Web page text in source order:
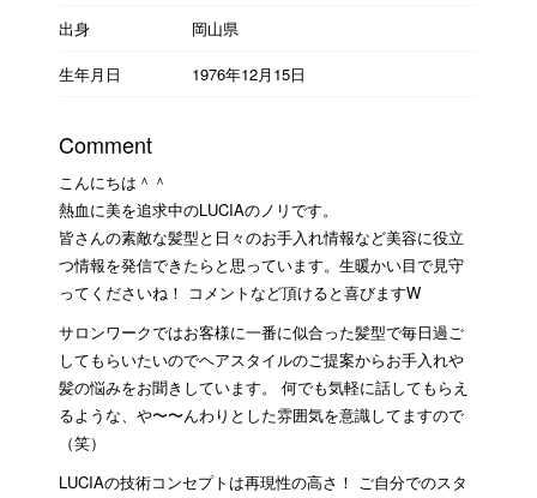
出身
岡山県
生年月日
1976年12月15日
Comment
こんにちは＾＾
熱血に美を追求中のLUCIAのノリです。
皆さんの素敵な髪型と日々のお手入れ情報など美容に役立
つ情報を発信できたらと思っています。生暖かい目で見守
ってくださいね！ コメントなど頂けると喜びますW
サロンワークではお客様に一番に似合った髪型で毎日過ご
してもらいたいのでヘアスタイルのご提案からお手入れや
髪の悩みをお聞きしています。 何でも気軽に話してもらえ
るような、や〜〜んわりとした雰囲気を意識してますので
（笑）
LUCIAの技術コンセプトは再現性の高さ！ ご自分でのスタ